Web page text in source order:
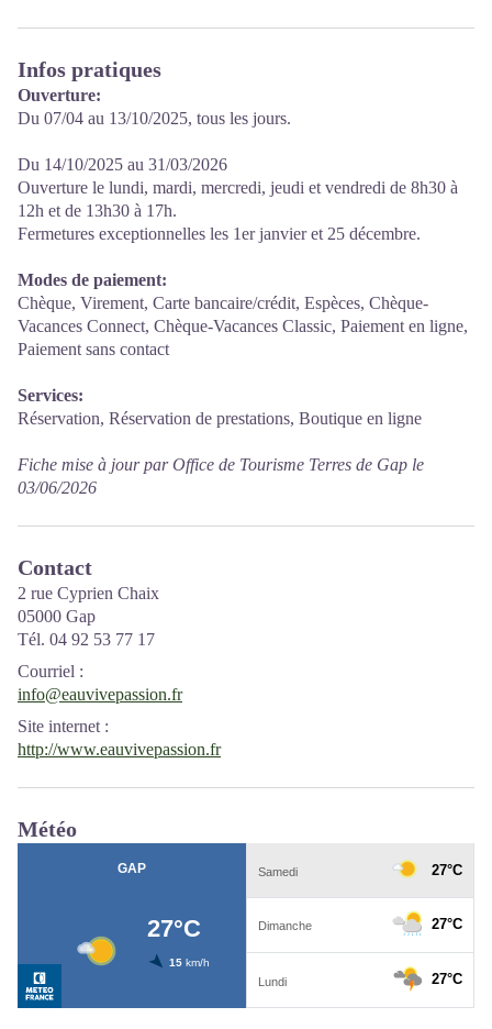
Infos pratiques
Ouverture:
Du 07/04 au 13/10/2025, tous les jours.
Du 14/10/2025 au 31/03/2026
Ouverture le lundi, mardi, mercredi, jeudi et vendredi de 8h30 à
12h et de 13h30 à 17h.
Fermetures exceptionnelles les 1er janvier et 25 décembre.
Modes de paiement:
Chèque, Virement, Carte bancaire/crédit, Espèces, Chèque-
Vacances Connect, Chèque-Vacances Classic, Paiement en ligne,
Paiement sans contact
Services:
Réservation, Réservation de prestations, Boutique en ligne
Fiche mise à jour par Office de Tourisme Terres de Gap le
03/06/2026
Contact
2 rue Cyprien Chaix
05000 Gap
Tél. 04 92 53 77 17
Courriel :
info@eauvivepassion.fr
Site internet :
http://www.eauvivepassion.fr
Météo